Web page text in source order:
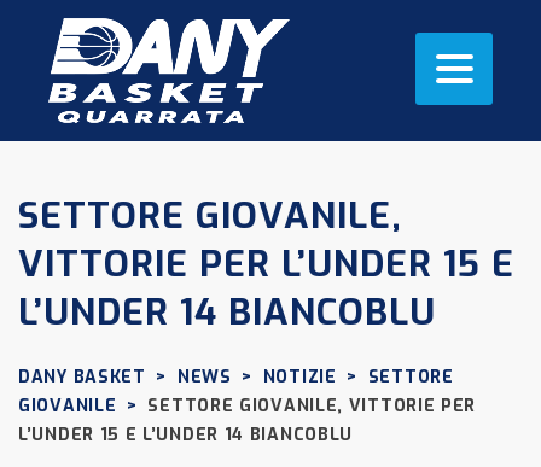
SETTORE GIOVANILE,
VITTORIE PER L’UNDER 15 E
L’UNDER 14 BIANCOBLU
DANY BASKET > NEWS > NOTIZIE >
SETTORE
GIOVANILE > SETTORE GIOVANILE, VITTORIE PER
L’UNDER 15 E L’UNDER 14 BIANCOBLU